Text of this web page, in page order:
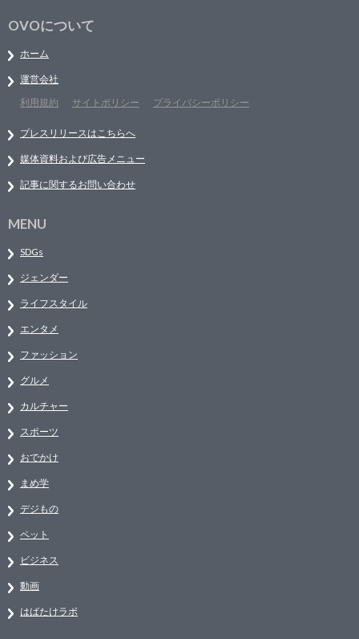
OVOについて
ホーム
運営会社
利用規約
サイトポリシー プライバシーポリシー
プレスリリースはこちらへ
媒体資料および広告メニュー
記事に関するお問い合わせ
MENU
SDGs
ジェンダー
ライフスタイル
エンタメ
ファッション
グルメ
カルチャー
スポーツ
おでかけ
まめ学
デジもの
ペット
ビジネス
動画
はばたけラボ